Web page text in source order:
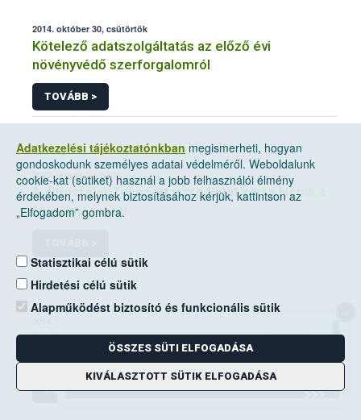
2014. október 30, csütörtök
Kötelező adatszolgáltatás az előző évi
növényvédő szerforgalomról
TOVÁBB >
2022. január 10, hétfő
A citrusfélék fokozott vizsgálatát kéri a Nébih a
forgalmazóktól
A mezei pocok elleni védekezési kötelezettség
a földhasználók kiemelt feladata
TOVÁBB >
Adatkezelési tájékoztatónkban megismerheti, hogyan
gondoskodunk személyes adatai védelméről. Weboldalunk
cookie-kat (sütiket) használ a jobb felhasználói élmény
érdekében, melynek biztosításához kérjük, kattintson az
„Elfogadom” gombra.
Statisztikai célú sütik
Hirdetési célú sütik
Alapműködést biztosító és funkcionális sütik
ÖSSZES SÜTI ELFOGADÁSA
KIVÁLASZTOTT SÜTIK ELFOGADÁSA